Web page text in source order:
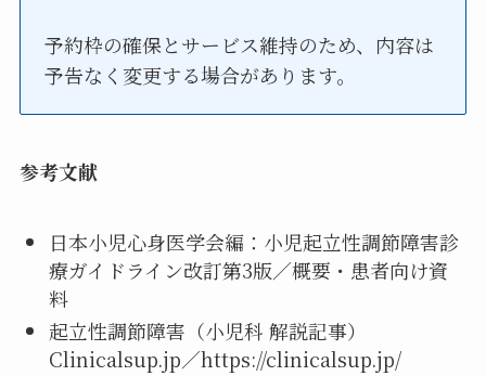
予約枠の確保とサービス維持のため、内容は
予告なく変更する場合があります。
参考文献
日本小児心身医学会編：小児起立性調節障害診
療ガイドライン改訂第3版／概要・患者向け資
料
起立性調節障害（小児科 解説記事）
Clinicalsup.jp／https://clinicalsup.jp/